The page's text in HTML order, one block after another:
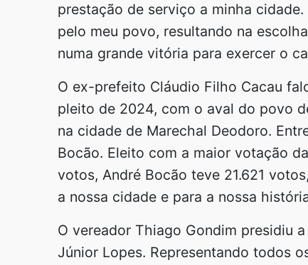
prestação de serviço a minha
pelo meu povo, resultando na
numa grande vitória para exercer o
O ex-prefeito Cláudio Filho Cacau
pleito de 2024, com o aval do povo
na cidade de Marechal Deodoro.
Bocão. Eleito com a maior votação
votos, André Bocão teve 21.621
a nossa cidade e para a nossa
O vereador Thiago Gondim presidiu
Júnior Lopes. Representando todos